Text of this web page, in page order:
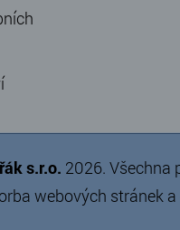
s.r.o. 2026. Všechna
webových stránek a